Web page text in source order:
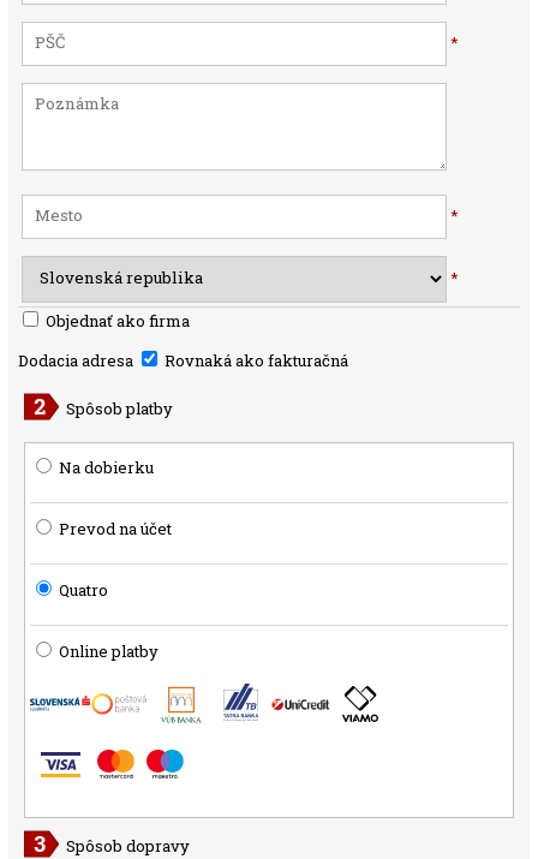
*
*
*
Objednať ako firma
Dodacia adresa
Rovnaká ako fakturačná
Spôsob platby
Na dobierku
Prevod na účet
Quatro
Online platby
Spôsob dopravy